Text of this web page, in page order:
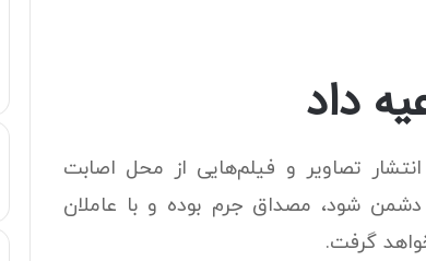
داد
تصاویر و فیلم‌هایی از محل اصابت
شود، مصداق جرم بوده و با عاملان
گرفت.